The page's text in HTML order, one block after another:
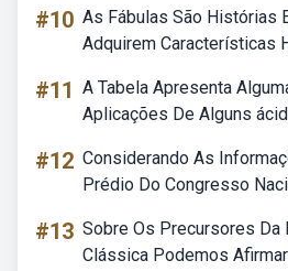
#10 As Fábulas São Histórias
Adquirem Características
#11 A Tabela Apresenta
Aplicações De Alguns
#12 Considerando As
Prédio Do Congresso
#13 Sobre Os Precursores Da
Clássica Podemos